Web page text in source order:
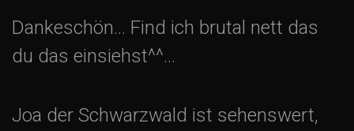
Dankeschön… Find ich brutal nett das
du das einsiehst^^…
Joa der Schwarzwald ist sehenswert,